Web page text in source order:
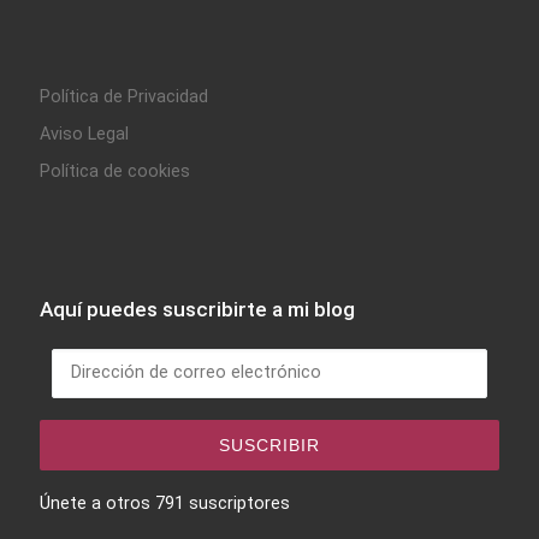
Política de Privacidad
Aviso Legal
Política de cookies
Aquí puedes suscribirte a mi blog
Dirección de correo electrónico
SUSCRIBIR
Únete a otros 791 suscriptores